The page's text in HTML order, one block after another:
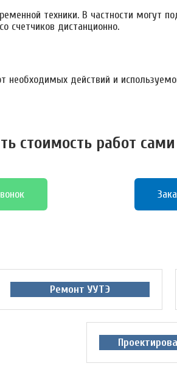
техники. В частности могут
счетчиков дистанционно.
действий и
стоимость работ сами
Ремонт УУТЭ